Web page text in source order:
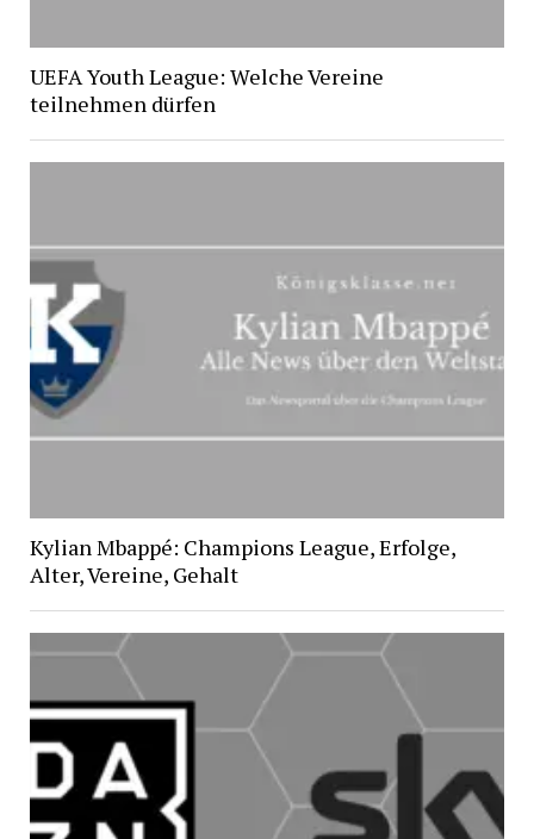
UEFA Youth League: Welche Vereine
teilnehmen dürfen
Kylian Mbappé: Champions League, Erfolge,
Alter, Vereine, Gehalt